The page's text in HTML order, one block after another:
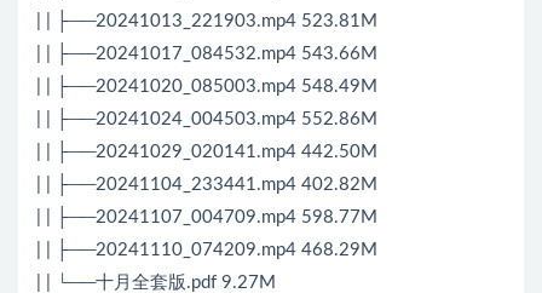
| | ├──20241013_221903.mp4 523.81M
| | ├──20241017_084532.mp4 543.66M
| | ├──20241020_085003.mp4 548.49M
| | ├──20241024_004503.mp4 552.86M
| | ├──20241029_020141.mp4 442.50M
| | ├──20241104_233441.mp4 402.82M
| | ├──20241107_004709.mp4 598.77M
| | ├──20241110_074209.mp4 468.29M
| | └──十月全套版.pdf 9.27M